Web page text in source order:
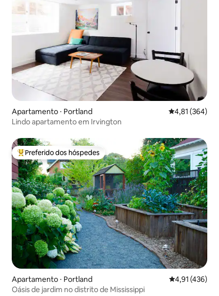
Apartamento ⋅ Portland 4,81 de uma
4,81 (364)
Lindo apartamento em Irvington
Entre os melhores preferidos dos hóspedes
Preferido dos hóspedes
Apartamento ⋅ Portland 4,91 de uma
4,91 (436)
Oásis de jardim no distrito de Mississippi